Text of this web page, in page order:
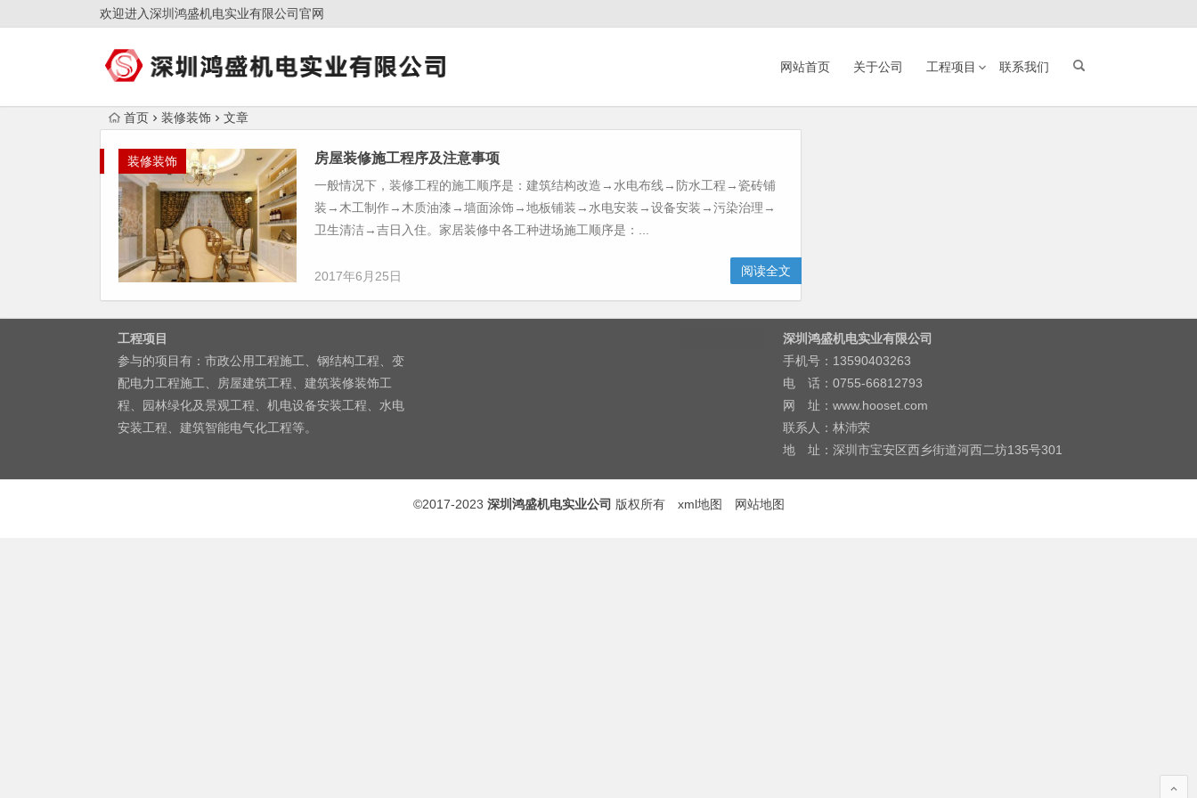
欢迎进入深圳鸿盛机电实业有限公司官网
网站首页 关于公司 工程项目 联系我们
首页 装修装饰 文章
装修装饰 房屋装修施工程序及注意事项
一般情况下，装修工程的施工顺序是：建筑结构改造→水电布线→防水工程→瓷砖铺
装→木工制作→木质油漆→墙面涂饰→地板铺装→水电安装→设备安装→污染治理→
卫生清洁→吉日入住。家居装修中各工种进场施工顺序是：...
2017年6月25日 阅读全文
工程项目
参与的项目有：市政公用工程施工、钢结构工程、变
配电力工程施工、房屋建筑工程、建筑装修装饰工
程、园林绿化及景观工程、机电设备安装工程、水电
安装工程、建筑智能电气化工程等。
深圳鸿盛机电实业有限公司
手机号：13590403263
电 话：0755-66812793
网 址：www.hooset.com
联系人：林沛荣
地 址：深圳市宝安区西乡街道河西二坊135号301
©2017-2023 深圳鸿盛机电实业公司 版权所有 xml地图 网站地图